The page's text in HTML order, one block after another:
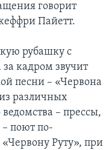
говорит
Пайетт.
рубашку с
кадром звучит
песни – «Червона
различных
– прессы,
– поют по-
Руту», при